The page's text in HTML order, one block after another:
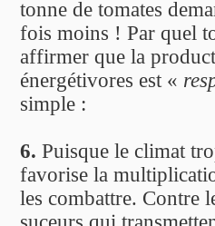
tonne de tomates
fois moins ! Par quel
affirmer que la
énergétivores est «
simple :
6. Puisque le climat
favorise la
les combattre. Contre